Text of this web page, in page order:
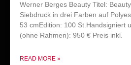
Werner Berges Beauty Titel:
Siebdruck in drei Farben auf
53 cmEdition: 100 St.Handsigniert
(ohne Rahmen): 950 € Preis inkl.
READ MORE »